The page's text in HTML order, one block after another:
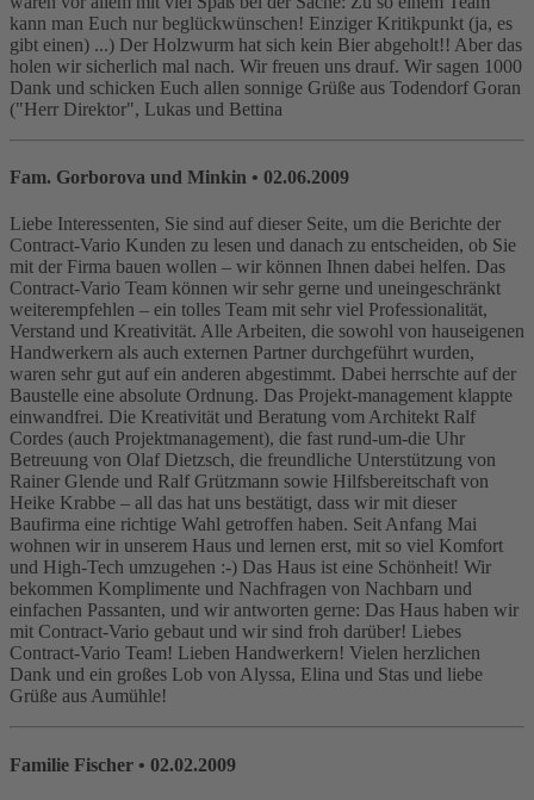
kann man Euch nur beglückwünschen! Einziger Kritikpunkt (ja, es
gibt einen) ...) Der Holzwurm hat sich kein Bier abgeholt!! Aber das
holen wir sicherlich mal nach. Wir freuen uns drauf. Wir sagen 1000
Dank und schicken Euch allen sonnige Grüße aus Todendorf Goran
("Herr Direktor", Lukas und Bettina
Fam. Gorborova und Minkin • 02.06.2009
Liebe Interessenten, Sie sind auf dieser Seite, um die Berichte der
Contract-Vario Kunden zu lesen und danach zu entscheiden, ob Sie
mit der Firma bauen wollen – wir können Ihnen dabei helfen. Das
Contract-Vario Team können wir sehr gerne und uneingeschränkt
weiterempfehlen – ein tolles Team mit sehr viel Professionalität,
Verstand und Kreativität. Alle Arbeiten, die sowohl von hauseigenen
Handwerkern als auch externen Partner durchgeführt wurden,
waren sehr gut auf ein anderen abgestimmt. Dabei herrschte auf der
Baustelle eine absolute Ordnung. Das Projekt-management klappte
einwandfrei. Die Kreativität und Beratung vom Architekt Ralf
Cordes (auch Projektmanagement), die fast rund-um-die Uhr
Betreuung von Olaf Dietzsch, die freundliche Unterstützung von
Rainer Glende und Ralf Grützmann sowie Hilfsbereitschaft von
Heike Krabbe – all das hat uns bestätigt, dass wir mit dieser
Baufirma eine richtige Wahl getroffen haben. Seit Anfang Mai
wohnen wir in unserem Haus und lernen erst, mit so viel Komfort
und High-Tech umzugehen :-) Das Haus ist eine Schönheit! Wir
bekommen Komplimente und Nachfragen von Nachbarn und
einfachen Passanten, und wir antworten gerne: Das Haus haben wir
mit Contract-Vario gebaut und wir sind froh darüber! Liebes
Contract-Vario Team! Lieben Handwerkern! Vielen herzlichen
Dank und ein großes Lob von Alyssa, Elina und Stas und liebe
Grüße aus Aumühle!
Familie Fischer • 02.02.2009